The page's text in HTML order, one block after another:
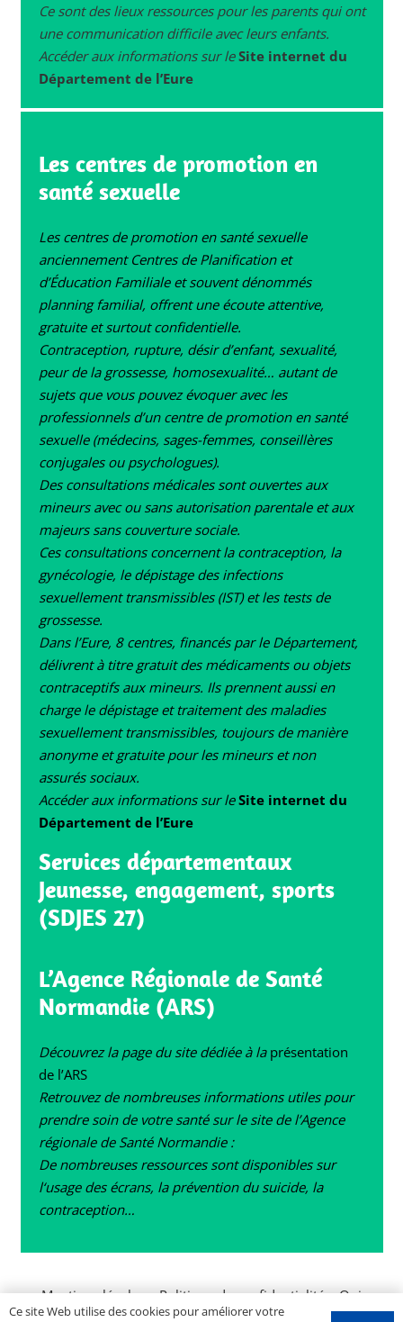
Ce sont des lieux ressources pour les parents qui ont
une communication difficile avec leurs enfants.
Accéder aux informations sur le Site internet du
Département de l’Eure
Les centres de promotion en
santé sexuelle
Les centres de promotion en santé sexuelle
anciennement Centres de Planification et
d’Éducation Familiale et souvent dénommés
planning familial, offrent une écoute attentive,
gratuite et surtout confidentielle.
Contraception, rupture, désir d’enfant, sexualité,
peur de la grossesse, homosexualité… autant de
sujets que vous pouvez évoquer avec les
professionnels d’un centre de promotion en santé
sexuelle (médecins, sages-femmes, conseillères
conjugales ou psychologues).
Des consultations médicales sont ouvertes aux
mineurs avec ou sans autorisation parentale et aux
majeurs sans couverture sociale.
Ces consultations concernent la contraception, la
gynécologie, le dépistage des infections
sexuellement transmissibles (IST) et les tests de
grossesse.
Dans l’Eure, 8 centres, financés par le Département,
délivrent à titre gratuit des médicaments ou objets
contraceptifs aux mineurs. Ils prennent aussi en
charge le dépistage et traitement des maladies
sexuellement transmissibles, toujours de manière
anonyme et gratuite pour les mineurs et non
assurés sociaux.
Accéder aux informations sur le Site internet du
Département de l’Eure
Services départementaux
Jeunesse, engagement, sports
(SDJES 27)
L’Agence Régionale de Santé
Normandie (ARS)
Découvrez la page du site dédiée à la présentation
de l’ARS
Retrouvez de nombreuses informations utiles pour
prendre soin de votre santé sur le site de l’Agence
régionale de Santé Normandie :
De nombreuses ressources sont disponibles sur
l‘usage des écrans, la prévention du suicide, la
contraception…
Mentions légales–Politique de confidentialité–Qui
sommes nous ?–Contactez-nous –Espace PROS–
Ce site Web utilise des cookies pour améliorer votre